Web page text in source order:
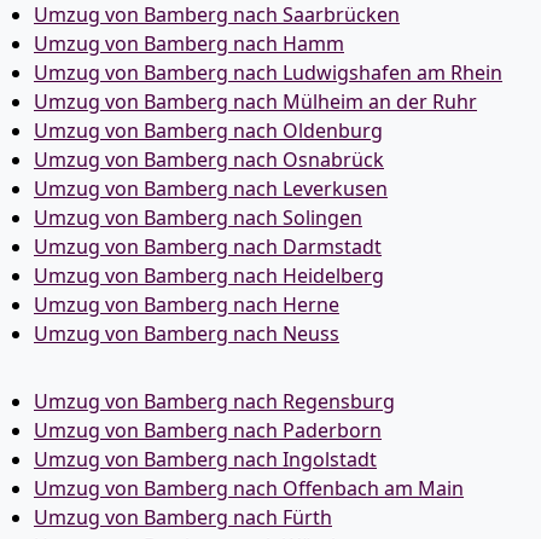
Umzug von Bamberg nach Saarbrücken
Umzug von Bamberg nach Hamm
Umzug von Bamberg nach Ludwigshafen am Rhein
Umzug von Bamberg nach Mülheim an der Ruhr
Umzug von Bamberg nach Oldenburg
Umzug von Bamberg nach Osnabrück
Umzug von Bamberg nach Leverkusen
Umzug von Bamberg nach Solingen
Umzug von Bamberg nach Darmstadt
Umzug von Bamberg nach Heidelberg
Umzug von Bamberg nach Herne
Umzug von Bamberg nach Neuss
Umzug von Bamberg nach Regensburg
Umzug von Bamberg nach Paderborn
Umzug von Bamberg nach Ingolstadt
Umzug von Bamberg nach Offenbach am Main
Umzug von Bamberg nach Fürth